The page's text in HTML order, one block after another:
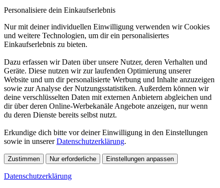
Personalisiere dein Einkaufserlebnis
Nur mit deiner individuellen Einwilligung verwenden wir Cookies
und weitere Technologien, um dir ein personalisiertes
Einkaufserlebnis zu bieten.
Dazu erfassen wir Daten über unsere Nutzer, deren Verhalten und
Geräte. Diese nutzen wir zur laufenden Optimierung unserer
Website und um dir personalisierte Werbung und Inhalte anzuzeigen
sowie zur Analyse der Nutzungsstatistiken. Außerdem können wir
deine verschlüsselten Daten mit externen Anbietern abgleichen und
dir über deren Online-Werbekanäle Angebote anzeigen, nur wenn
du deren Dienste bereits selbst nutzt.
Erkundige dich bitte vor deiner Einwilligung in den Einstellungen
sowie in unsererDatenschutzerklärung.
Zustimmen Nur erforderliche Einstellungen anpassen
Datenschutzerklärung